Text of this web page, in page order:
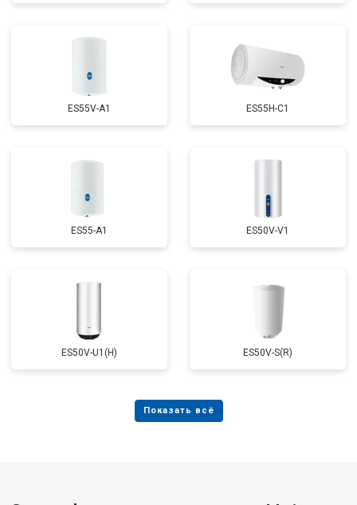
ES55V-A1 ES55H-C1
ES55-A1 ES50V-V1
ES50V-U1(H) ES50V-S(R)